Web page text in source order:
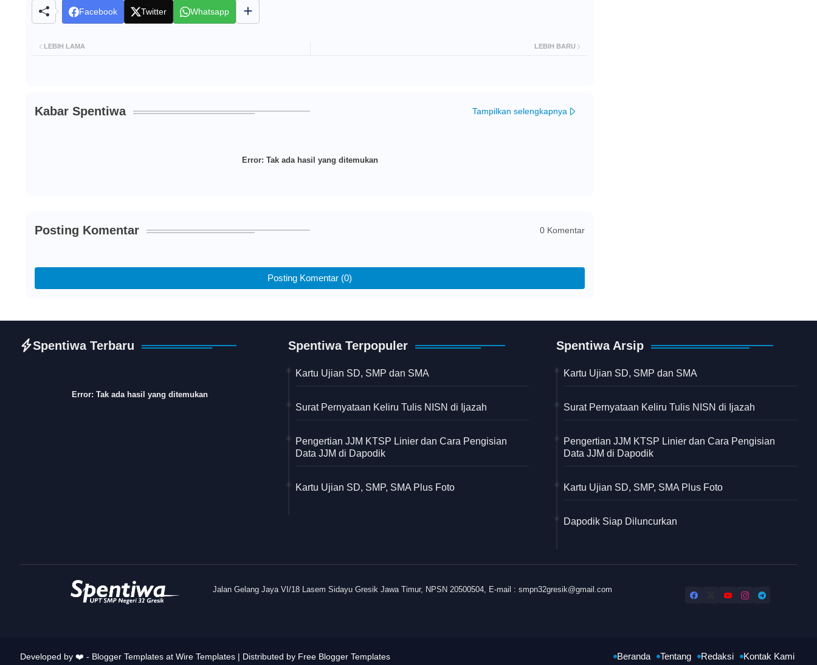
Facebook Twitter Whatsapp
LEBIH BARU
LEBIH LAMA
Kabar Spentiwa Tampilkan selengkapnya
Error: Tak ada hasil yang ditemukan
Posting Komentar 0 Komentar
Posting Komentar (0)
Spentiwa Terbaru
Error: Tak ada hasil yang ditemukan
Spentiwa Terpopuler
Kartu Ujian SD, SMP dan SMA
Surat Pernyataan Keliru Tulis NISN di Ijazah
Pengertian JJM KTSP Linier dan Cara Pengisian
Data JJM di Dapodik
Kartu Ujian SD, SMP, SMA Plus Foto
Spentiwa Arsip
Kartu Ujian SD, SMP dan SMA
Surat Pernyataan Keliru Tulis NISN di Ijazah
Pengertian JJM KTSP Linier dan Cara Pengisian
Data JJM di Dapodik
Kartu Ujian SD, SMP, SMA Plus Foto
Dapodik Siap Diluncurkan
Jalan Gelang Jaya VI/18 Lasem Sidayu Gresik Jawa Timur, NPSN 20500504, E-mail : smpn32gresik@gmail.com
Developed by ❤️ - Blogger Templates at Wire Templates | Distributed by Free Blogger Templates Beranda Tentang Redaksi Kontak Kami